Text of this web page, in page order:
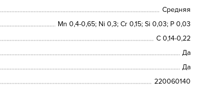
Средняя
Mn 0,4-0,65; Ni 0,3; Cr 0,15; Si 0,03; P 0,03
С 0,14-0,22
Да
Да
220060140